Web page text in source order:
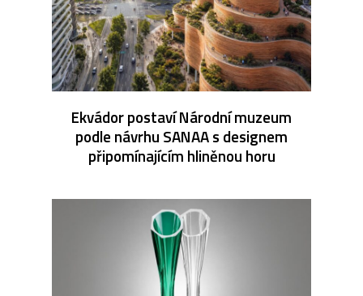
Ekvádor postaví Národní muzeum
podle návrhu SANAA s designem
připomínajícím hliněnou horu